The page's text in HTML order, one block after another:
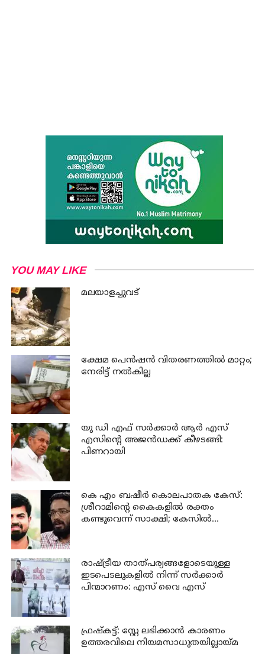
YOU MAY LIKE
മലയാളച്ചുവട്
ക്ഷേമ പെന്‍ഷന്‍ വിതരണത്തില്‍ മാറ്റം;
നേരിട്ട് നല്‍കില്ല
യു ഡി എഫ് സര്‍ക്കാര്‍ ആര്‍ എസ്
എസിന്റെ അജന്‍ഡക്ക്‌ കീഴടങ്ങി:
പിണറായി
കെ എം ബഷീര്‍ കൊലപാതക കേസ്:
ശ്രീറാമിന്റെ കൈകളില്‍ രക്തം
കണ്ടുവെന്ന് സാക്ഷി; കേസില്‍
രാഷ്ട്രീയ താത്പര്യങ്ങളോടെയുള്ള
ഇടപെടലുകളില്‍ നിന്ന് സര്‍ക്കാര്‍
പിന്മാറണം: എസ് വൈ എസ്
ഫ്രഷ്‌കട്ട്: സ്റ്റേ ലഭിക്കാന്‍ കാരണം
ഉത്തരവിലെ നിയമസാധുതയില്ലായ്മ